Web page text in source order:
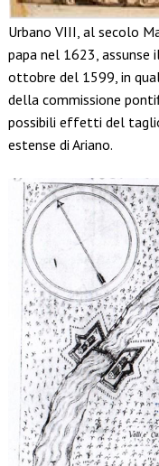
Urbano VIII, al secolo
papa nel 1623, assunse
ottobre del 1599, in
della commissione
possibili effetti del
estense di Ariano.